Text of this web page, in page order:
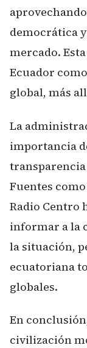
democrática
mercado.
Ecuador
global, más
La
importancia
Fuentes
Radio Centro
informar a la
la situación,
ecuatoriana
globales.
En
civilización